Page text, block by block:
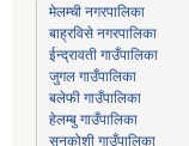
मेलम्ची नगरपालिका
बाह्रविसे नगरपालिका
ईन्द्रावती गाउँपालिका
जुगल गाउँपालिका
बलेफी गाउँपालिका
हेलम्बु गाउँपालिका
सुनकोशी गाउँपालिका